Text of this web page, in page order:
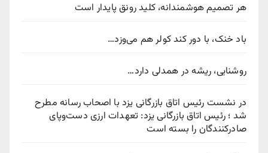
هر تصمیم هوشمندانه، کلید رونق پایدار است
باد خنک، با دور کند کولر هم می‌وزد…
روشنایی، ریشه در همدلی دارد…
در نشست رئیس اتاق بازرگانی یزد با اصحاب رسانه مطرح
شد ؛ رئیس اتاق بازرگانی یزد: تعهدات ارزی دست‌وپای
صادرکنندگان را بسته است